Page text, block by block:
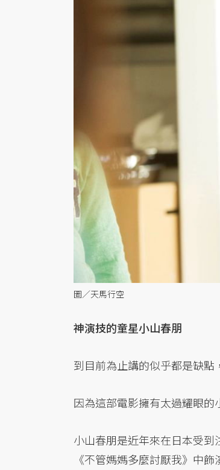
圖／天馬行空
神演技的童星小山春朋
到目前為止講的似乎都是缺點
因為這部電影擁有太過耀眼的
小山春朋是近年來在日本受
《不管媽媽多麼討厭我》中